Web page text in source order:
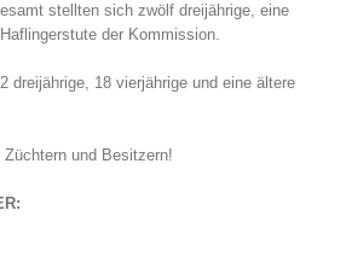
stellten sich zwölf dreijährige, eine
der Kommission.
dreijährige, 18 vierjährige und eine ältere
und Besitzern!